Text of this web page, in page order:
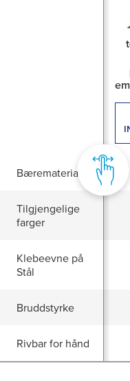
Bæremateriale
Tilgjengelige
farger
Klebeevne på
Stål
Bruddstyrke
Rivbar for hånd